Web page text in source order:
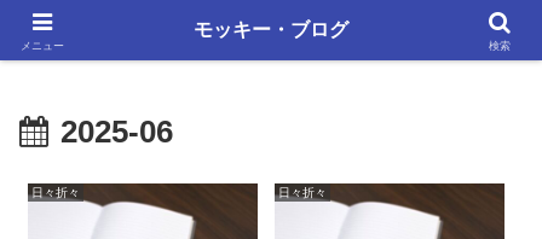
単調な日々にも、いろいろあります
2025-06
日々折々 日々折々
メニュー
モッキー・ブログ
検索